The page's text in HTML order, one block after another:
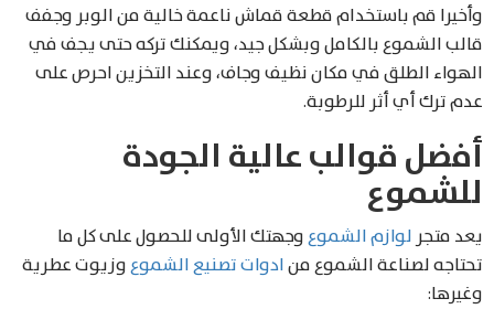
وأخيرا قم باستخدام قطعة قماش ناعمة خالية من الوبر وجفف
قالب الشموع بالكامل وبشكل جيد، ويمكنك تركه حتى يجف في
الهواء الطلق في مكان نظيف وجاف، وعند التخزين احرص على
عدم ترك أي أثر للرطوبة.
أفضل قوالب عالية الجودة
للشموع
يعد متجر لوازم الشموعوجهتك الأولى للحصول على كل ما
تحتاجه لصناعة الشموع منادوات تصنيع الشموعوزيوت عطرية
وغيرها: